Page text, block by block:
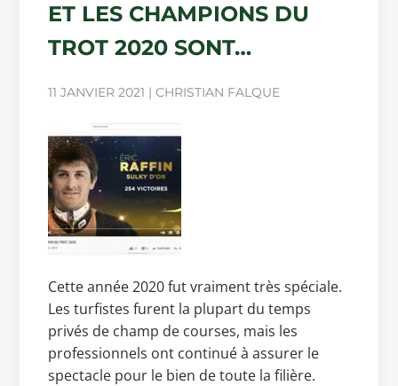
ET LES CHAMPIONS DU
TROT 2020 SONT…
11 JANVIER 2021 | CHRISTIAN FALQUE
Cette année 2020 fut vraiment très spéciale.
Les turfistes furent la plupart du temps
privés de champ de courses, mais les
professionnels ont continué à assurer le
spectacle pour le bien de toute la filière.